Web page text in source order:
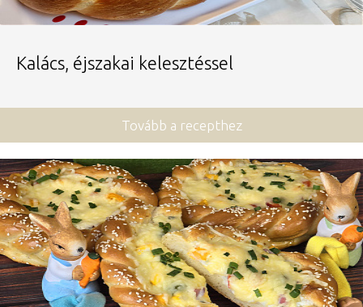
Kalács, éjszakai kelesztéssel
Tovább a recepthez